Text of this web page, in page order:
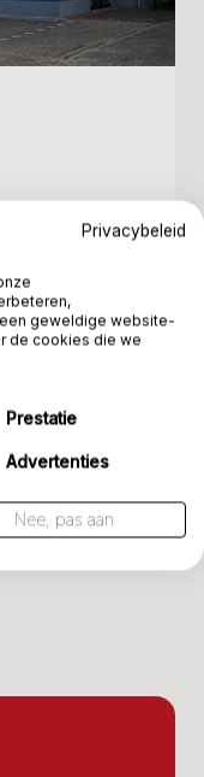
Privacybeleid
geweldige website-
de cookies die we
Prestatie
Advertenties
Nee, pas aan